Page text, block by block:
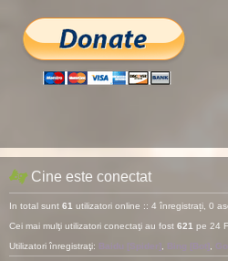
Cine este conectat
In total sunt 61 utilizatori online :: 4 înregistrați, 0
Cei mai mulţi utilizatori conectaţi au fost 621 pe 24
Utilizatori înregistraţi: Baidu [Spider] Bing [Bot]